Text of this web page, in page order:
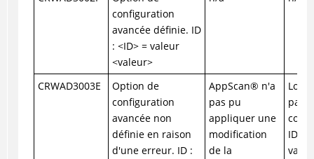
configuration
avancée définie. ID
: <ID> = valeur
<valeur>
CRWAD3003E
Option de
configuration
avancée non
définie en raison
d'une erreur. ID :
AppScan® n'a
pas pu
appliquer une
modification
de la
ID et